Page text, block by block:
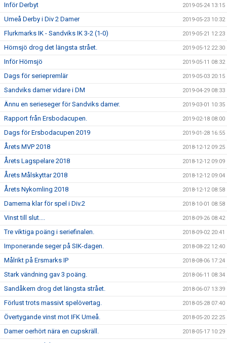
Inför Derbyt 2019-05-24 13:15
Umeå Derby i Div 2 Damer 2019-05-23 10:32
Flurkmarks IK - Sandviks IK 3-2 (1-0) 2019-05-21 12:23
Hörnsjö drog det längsta strået. 2019-05-12 22:30
Inför Hörnsjö 2019-05-11 08:32
Dags för seriepremlär 2019-05-03 20:15
Sandviks damer vidare i DM 2019-04-29 08:33
Ännu en serieseger för Sandviks damer. 2019-03-01 10:35
Rapport från Ersbodacupen. 2019-02-18 08:00
Dags för Ersbodacupen 2019 2019-01-28 16:55
Årets MVP 2018 2018-12-12 09:25
Årets Lagspelare 2018 2018-12-12 09:09
Årets Målskyttar 2018 2018-12-12 09:04
Årets Nykomling 2018 2018-12-12 08:58
Damerna klar för spel i Div.2 2018-10-01 08:58
Vinst till slut.... 2018-09-26 08:42
Tre viktiga poäng i seriefinalen. 2018-09-02 20:41
Imponerande seger på SIK-dagen. 2018-08-22 12:40
Målrikt på Ersmarks IP 2018-08-06 17:24
Stark vändning gav 3 poäng. 2018-06-11 08:34
Sandåkern drog det längsta strået. 2018-06-07 13:39
Förlust trots massivt spelövertag. 2018-05-28 07:40
Övertygande vinst mot IFK Umeå. 2018-05-20 22:25
Damer oerhört nära en cupskräll. 2018-05-17 10:29